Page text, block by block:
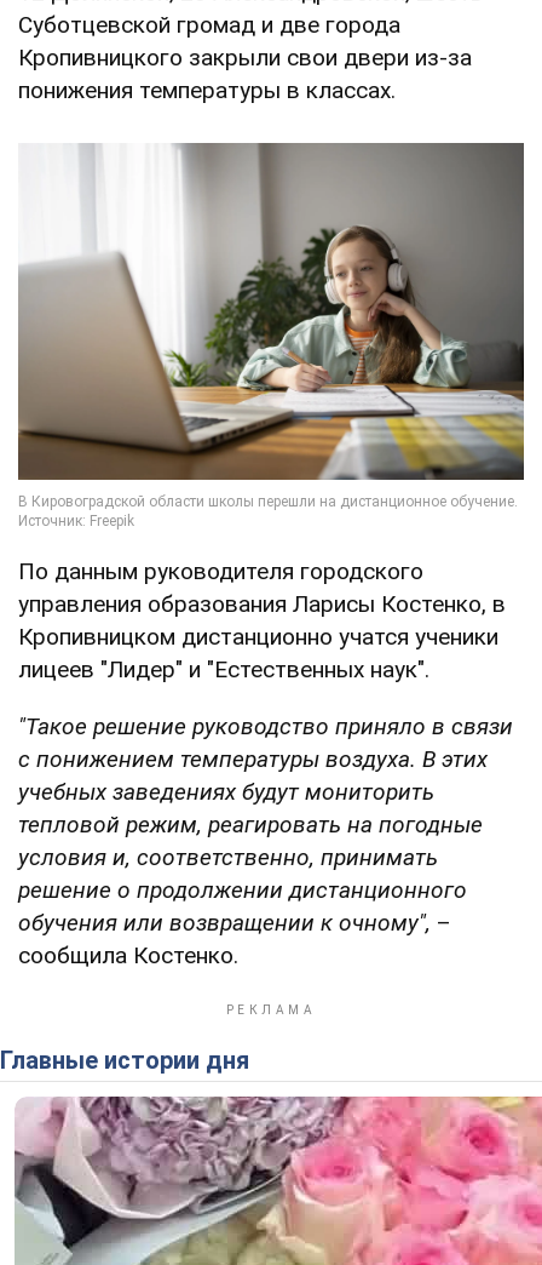
Суботцевской громад и две города
Кропивницкого закрыли свои двери из-за
понижения температуры в классах.
По данным руководителя городского
управления образования Ларисы Костенко, в
Кропивницком дистанционно учатся ученики
лицеев "Лидер" и "Естественных наук".
"Такое решение руководство приняло в связи
с понижением температуры воздуха. В этих
учебных заведениях будут мониторить
тепловой режим, реагировать на погодные
условия и, соответственно, принимать
решение о продолжении дистанционного
обучения или возвращении к очному", –
сообщила Костенко.
Главные истории дня